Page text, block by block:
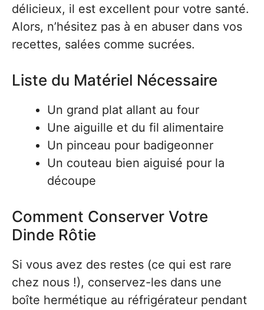
délicieux, il est excellent pour votre santé.
Alors, n’hésitez pas à en abuser dans vos
recettes, salées comme sucrées.
Liste du Matériel Nécessaire
Un grand plat allant au four
Une aiguille et du fil alimentaire
Un pinceau pour badigeonner
Un couteau bien aiguisé pour la
découpe
Comment Conserver Votre
Dinde Rôtie
Si vous avez des restes (ce qui est rare
chez nous !), conservez-les dans une
boîte hermétique au réfrigérateur pendant